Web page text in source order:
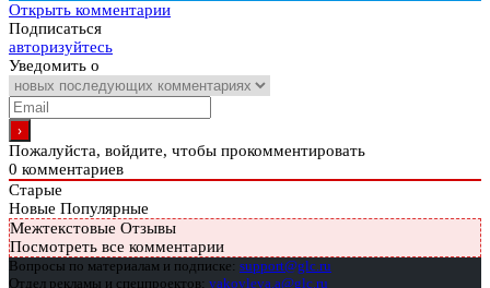
Открыть комментарии
Подписаться
авторизуйтесь
Уведомить о
Пожалуйста, войдите, чтобы прокомментировать
0 комментариев
Старые
Новые Популярные
Межтекстовые Отзывы
Посмотреть все комментарии
Вопросы по материалам и подписке: support@glc.ru
Отдел рекламы и спецпроектов: yakovleva.a@glc.ru